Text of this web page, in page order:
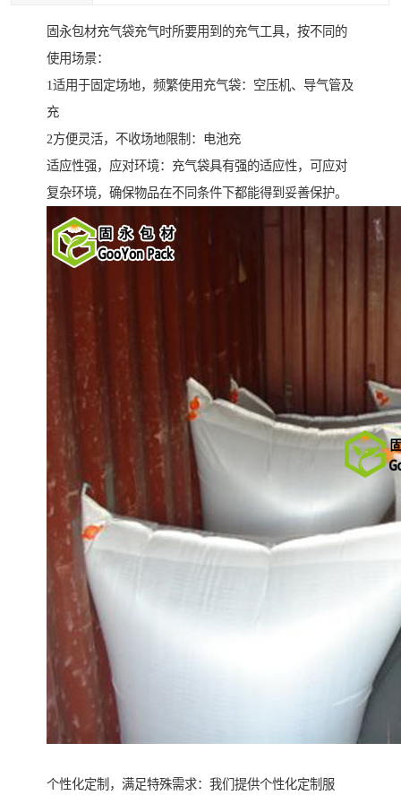
固永包材充气袋充气时所要用到的充气工具，按不同的
使用场景：
1适用于固定场地，频繁使用充气袋：空压机、导气管及
充
2方便灵活，不收场地限制：电池充
适应性强，应对环境：充气袋具有强的适应性，可应对
复杂环境，确保物品在不同条件下都能得到妥善保护。
个性化定制，满足特殊需求：我们提供个性化定制服